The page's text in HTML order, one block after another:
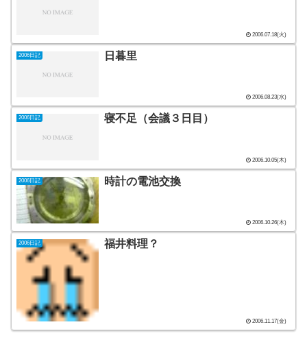
2006.07.18(火)
2006日記 日暮里
2006.08.23(水)
2006日記 寝不足（会議３日目）
2006.10.05(木)
2006日記 時計の電池交換
2006.10.26(木)
2006日記 福井料理？
2006.11.17(金)